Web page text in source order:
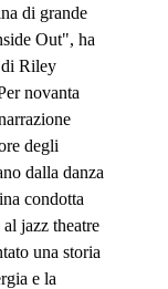
di grande
Out", ha
di Riley
novanta
degli
dalla danza
condotta
al jazz theatre
una storia
e la